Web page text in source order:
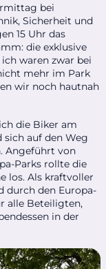
bei
Sicherheit und
15 Uhr das
die exklusive
waren zwar bei
mehr im Park
wir noch hautnah
die Biker am
auf den Weg
Angeführt von
Parks rollte die
los. Als kraftvoller
durch den Europa-
alle Beteiligten,
in der